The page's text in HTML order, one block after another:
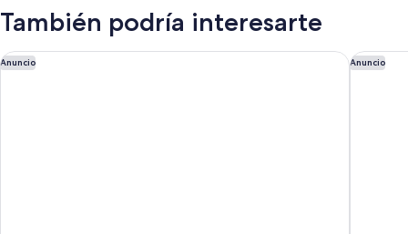
compartido
individuales,
baño
También podría interesarte
Anuncio
Capella Taipei Anuncio
Eslite